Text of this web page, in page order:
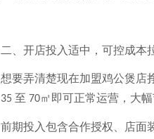
二、开店投入适中，可控成本
想要弄清楚现在加盟鸡公煲店
35 至 70㎡即可正常运营，大幅
前期投入包含合作授权、店面